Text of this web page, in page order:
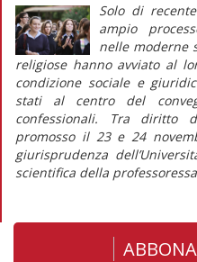
Solo di
ampio
nelle moderne
religiose hanno avviato al
condizione sociale e
stati al centro del
confessionali. Tra diritto
promosso il 23 e 24
giurisprudenza
scientifica della